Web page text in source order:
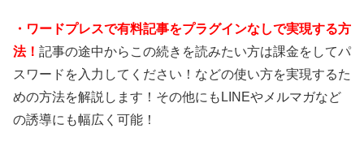
・ワードプレスで有料記事をプラグインなしで実現する方
法！ 記事の途中からこの続きを読みたい方は課金をしてパ
スワードを入力してください！などの使い方を実現するた
めの方法を解説します！その他にもLINEやメルマガなど
の誘導にも幅広く可能！